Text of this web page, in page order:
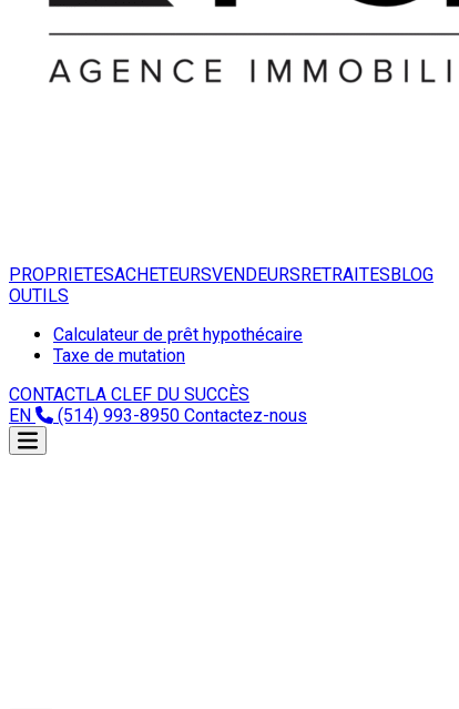
PROPRIETESACHETEURSVENDEURSRETRAITESBLOG
OUTILS
Calculateur de prêt hypothécaire
Taxe de mutation
CONTACTLA CLEF DU SUCCÈS
EN
(514) 993-8950 Contactez-nous